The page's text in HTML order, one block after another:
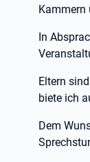
Kammern
In
Eltern
biete ich
Dem